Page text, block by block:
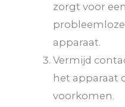
zorgt voor
apparaat.
Vermijd
het apparaat
voorkomen.